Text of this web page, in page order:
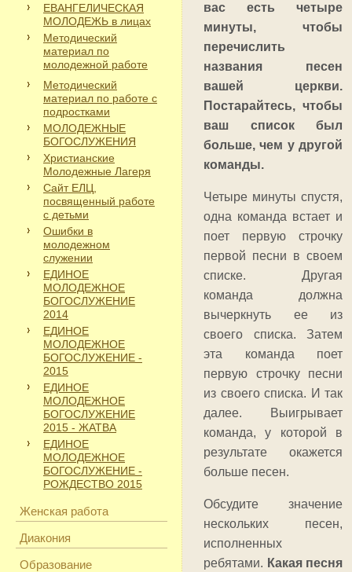
ЕВАНГЕЛИЧЕСКАЯ
МОЛОДЕЖЬ в лицах
Методический
материал по
молодежной работе
Методический
материал по работе с
подростками
МОЛОДЕЖНЫЕ
БОГОСЛУЖЕНИЯ
Христианские
Молодежные Лагеря
Сайт ЕЛЦ,
посвященный работе
с детьми
Ошибки в
молодежном
служении
ЕДИНОЕ
МОЛОДЕЖНОЕ
БОГОСЛУЖЕНИЕ
2014
ЕДИНОЕ
МОЛОДЕЖНОЕ
БОГОСЛУЖЕНИЕ -
2015
ЕДИНОЕ
МОЛОДЕЖНОЕ
БОГОСЛУЖЕНИЕ
2015 - ЖАТВА
ЕДИНОЕ
МОЛОДЕЖНОЕ
БОГОСЛУЖЕНИЕ -
РОЖДЕСТВО 2015
Женская работа
Диакония
Образование
вас есть четыре
минуты, чтобы
перечислить
названия песен
вашей церкви.
Постарайтесь, чтобы
ваш список был
больше, чем у другой
команды.
Четыре минуты спустя,
одна команда встает и
поет первую строчку
первой песни в своем
списке. Другая
команда должна
вычеркнуть ее из
своего списка. Затем
эта команда поет
первую строчку песни
из своего списка. И так
далее. Выигрывает
команда, у которой в
результате окажется
больше песен.
Обсудите значение
нескольких песен,
исполненных
ребятами. Какая песня